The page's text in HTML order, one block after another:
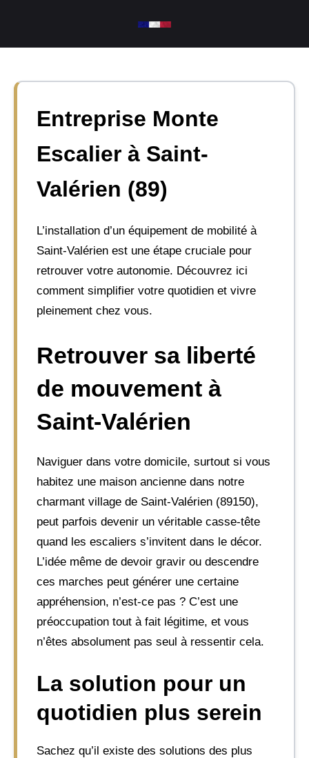
contenu
Entreprise Monte
Escalier à Saint-
Valérien (89)
L’installation d’un équipement de mobilité à
Saint-Valérien est une étape cruciale pour
retrouver votre autonomie. Découvrez ici
comment simplifier votre quotidien et vivre
pleinement chez vous.
Retrouver sa liberté
de mouvement à
Saint-Valérien
Naviguer dans votre domicile, surtout si vous
habitez une maison ancienne dans notre
charmant village de Saint-Valérien (89150),
peut parfois devenir un véritable casse-tête
quand les escaliers s’invitent dans le décor.
L’idée même de devoir gravir ou descendre
ces marches peut générer une certaine
appréhension, n’est-ce pas ? C’est une
préoccupation tout à fait légitime, et vous
n’êtes absolument pas seul à ressentir cela.
La solution pour un
quotidien plus serein
Sachez qu’il existe des solutions des plus